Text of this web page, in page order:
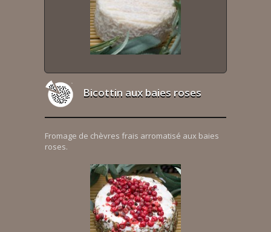
Bicottin aux baies roses
Fromage de chèvres frais arromatisé aux baies
roses.